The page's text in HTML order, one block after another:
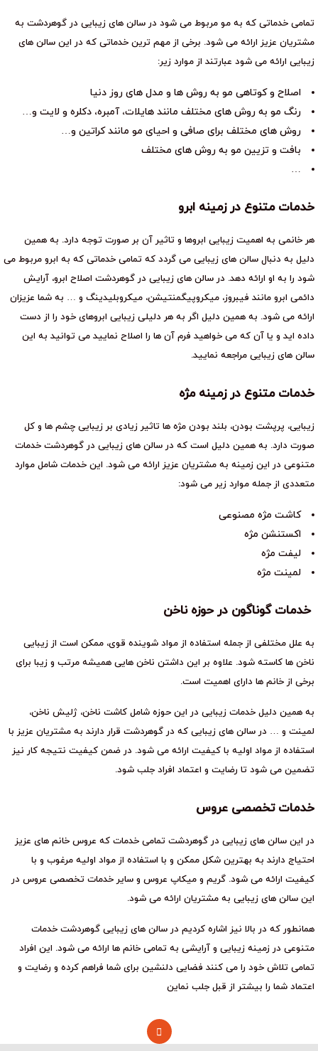
تمامی خدماتی که به مو مربوط می شود در سالن های زیبایی در گوهردشت به
مشتریان عزیز ارائه می شود. برخی از مهم ترین خدماتی که در این سالن های
زیبایی ارائه می شود عبارتند از موارد زیر:
اصلاح و کوتاهی مو به روش ها و مدل های روز دنیا
رنگ مو به روش های مختلف مانند هایلات، آمبره، دکلره و لایت و…
روش های مختلف برای صافی و احیای مو مانند کراتین و…
بافت و تزیین مو به روش های مختلف
…
خدمات متنوع در زمینه ابرو
هر خانمی به اهمیت زیبایی ابروها و تاثیر آن بر صورت توجه دارد. به همین
دلیل به دنبال سالن های زیبایی می گردد که تمامی خدماتی که به ابرو مربوط می
شود را به او ارائه دهد. در سالن های زیبایی در گوهردشت اصلاح ابرو، آرایش
دائمی ابرو مانند فیبروز، میکروپیگمنتیشن، میکروبلیدینگ و … به شما عزیزان
ارائه می شود. به همین دلیل اگر به هر دلیلی زیبایی ابروهای خود را از دست
داده اید و یا آن که می خواهید فرم آن ها را اصلاح نمایید می توانید به این
سالن های زیبایی مراجعه نمایید.
خدمات متنوع در زمینه مژه
زیبایی، پرپشت بودن، بلند بودن مژه ها تاثیر زیادی بر زیبایی چشم ها و کل
صورت دارد. به همین دلیل است که در سالن های زیبایی در گوهردشت خدمات
متنوعی در این زمینه به مشتریان عزیز ارائه می شود. این خدمات شامل موارد
متعددی از جمله موارد زیر می شود:
کاشت مژه مصنوعی
اکستنشن مژه
لیفت مژه
لمینت مژه
خدمات گوناگون در حوزه ناخن
به علل مختلفی از جمله استفاده از مواد شوینده قوی، ممکن است از زیبایی
ناخن ها کاسته شود. علاوه بر این داشتن ناخن هایی همیشه مرتب و زیبا برای
برخی از خانم ها دارای اهمیت است.
به همین دلیل خدمات زیبایی در این حوزه شامل کاشت ناخن، ژلیش ناخن،
لمینت و … در سالن های زیبایی که در گوهردشت قرار دارند به مشتریان عزیز با
استفاده از مواد اولیه با کیفیت ارائه می شود. در ضمن کیفیت نتیجه کار نیز
تضمین می شود تا رضایت و اعتماد افراد جلب شود.
خدمات تخصصی عروس
در این سالن های زیبایی در گوهردشت تمامی خدمات که عروس خانم های عزیز
احتیاج دارند به بهترین شکل ممکن و با استفاده از مواد اولیه مرغوب و با
کیفیت ارائه می شود. گریم و میکاپ عروس و سایر خدمات تخصصی عروس در
این سالن های زیبایی به مشتریان ارائه می شود.
همانطور که در بالا نیز اشاره کردیم در سالن های زیبایی گوهردشت خدمات
متنوعی در زمینه زیبایی و آرایشی به تمامی خانم ها ارائه می شود. این افراد
تمامی تلاش خود را می کنند فضایی دلنشین برای شما فراهم کرده و رضایت و
اعتماد شما را بیشتر از قبل جلب نماین